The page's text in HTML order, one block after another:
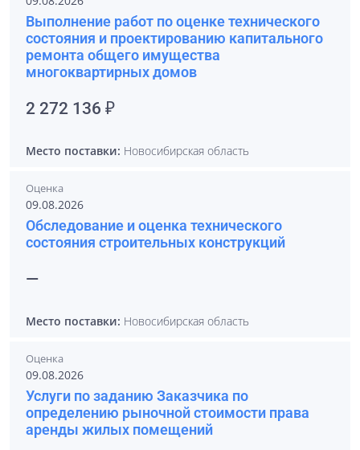
Выполнение работ по оценке технического
состояния и проектированию капитального
ремонта общего имущества
многоквартирных домов
2 272 136 ₽
Место поставки: Новосибирская область
Оценка
09.08.2026
Обследование и оценка технического
состояния строительных конструкций
—
Место поставки: Новосибирская область
Оценка
09.08.2026
Услуги по заданию Заказчика по
определению рыночной стоимости права
аренды жилых помещений